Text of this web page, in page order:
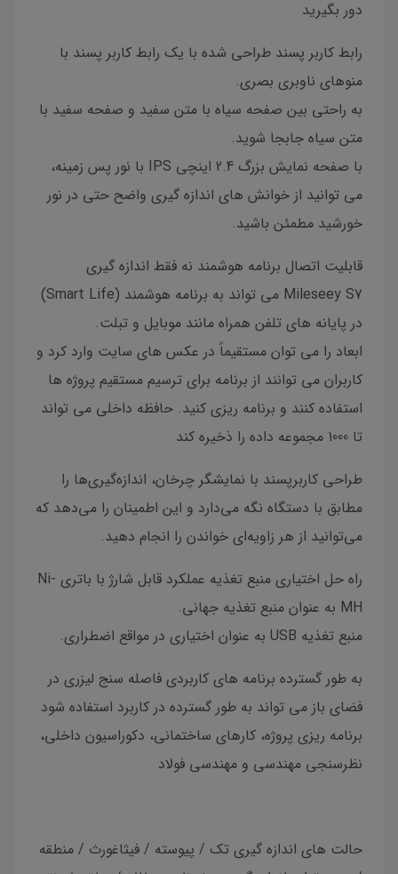
دور بگیرید
رابط کاربر پسند طراحی شده با یک رابط کاربر پسند با
منوهای ناوبری بصری.
به راحتی بین صفحه سیاه با متن سفید و صفحه سفید با
متن سیاه جابجا شوید.
با صفحه نمایش بزرگ 2.4 اینچی IPS با نور پس زمینه،
می توانید از خوانش های اندازه گیری واضح حتی در نور
خورشید مطمئن باشید.
قابلیت اتصال برنامه هوشمند نه فقط اندازه گیری
Mileseey S7 می تواند به برنامه هوشمند (Smart Life)
در پایانه های تلفن همراه مانند موبایل و تبلت.
ابعاد را می توان مستقیماً در عکس های سایت وارد کرد و
کاربران می توانند از برنامه برای ترسیم مستقیم پروژه ها
استفاده کنند و برنامه ریزی کنید. حافظه داخلی می تواند
تا 1000 مجموعه داده را ذخیره کند
طراحی کاربرپسند با نمایشگر چرخان، اندازه‌گیری‌ها را
مطابق با دستگاه نگه می‌دارد و این اطمینان را می‌دهد که
می‌توانید از هر زاویه‌ای خواندن را انجام دهید.
راه حل اختیاری منبع تغذیه عملکرد قابل شارژ با باتری Ni-
MH به عنوان منبع تغذیه جهانی.
منبع تغذیه USB به عنوان اختیاری در مواقع اضطراری.
به طور گسترده برنامه های کاربردی فاصله سنج لیزری در
فضای باز می تواند به طور گسترده در کاربرد استفاده شود
برنامه ریزی پروژه، کارهای ساختمانی، دکوراسیون داخلی،
نظرسنجی مهندسی و مهندسی فولاد
حالت های اندازه گیری تک / پیوسته / فیثاغورث / منطقه